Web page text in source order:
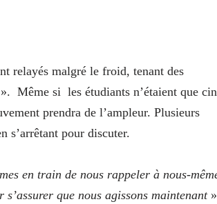
relayés malgré le froid, tenant des
». Même si les étudiants n’étaient que
prendra de l’ampleur. Plusieurs
s’arrêtant pour discuter.
en train de nous rappeler à nous-
que nous agissons maintenant